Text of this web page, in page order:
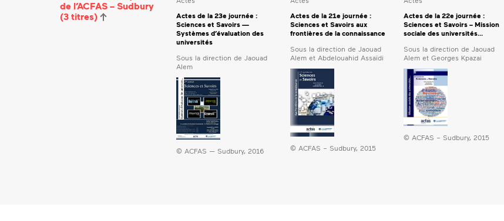
de l’ACFAS – Sudbury
(3 titres)
Actes de la 23e journée :
Sciences et Savoirs —
Systèmes d’évaluation des
universités
Sous la direction de Jaouad
Alem
© ACFAS — Sudbury, 2016
Actes de la 21e journée :
Sciences et Savoirs aux
frontières de la connaissance
Sous la direction de Jaouad
Alem et Abdelouahid Assaïdi
© ACFAS – Sudbury, 2015
Actes de la 22e journée :
Sciences et Savoirs – Mission
sociale des universités...
Sous la direction de Jaouad
Alem et Georges Kpazai
© ACFAS – Sudbury, 2015